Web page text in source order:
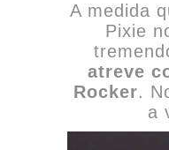
A medida
Pixie
atreve
Rocker.
a